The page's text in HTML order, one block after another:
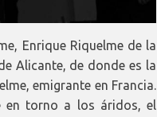
Enrique Riquelme de la
Alicante, de donde es la
emigrante en Francia.
en torno a los áridos, el